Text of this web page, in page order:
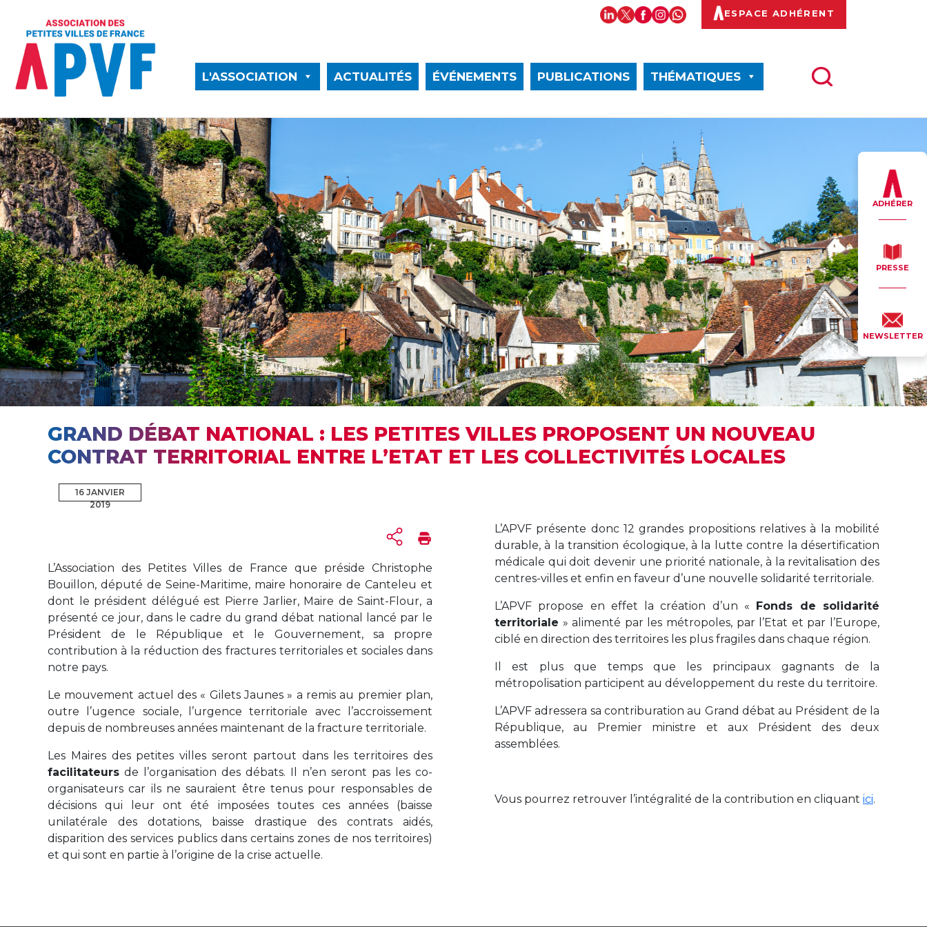
ESPACE ADHÉRENT
L'ASSOCIATION ACTUALITÉS ÉVÉNEMENTS PUBLICATIONS THÉMATIQUES
ADHÉRER
PRESSE
NEWSLETTER
GRAND DÉBAT NATIONAL : LES PETITES VILLES PROPOSENT UN NOUVEAU
CONTRAT TERRITORIAL ENTRE L’ETAT ET LES COLLECTIVITÉS LOCALES
16 JANVIER
2019
L’Association des Petites Villes de France que préside Christophe
Bouillon, député de Seine-Maritime, maire honoraire de Canteleu et
dont le président délégué est Pierre Jarlier, Maire de Saint-Flour, a
présenté ce jour, dans le cadre du grand débat national lancé par le
Président de le République et le Gouvernement, sa propre
contribution à la réduction des fractures territoriales et sociales dans
notre pays.
Le mouvement actuel des « Gilets Jaunes » a remis au premier plan,
outre l’ugence sociale, l’urgence territoriale avec l’accroissement
depuis de nombreuses années maintenant de la fracture territoriale.
Les Maires des petites villes seront partout dans les territoires des
facilitateurs de l’organisation des débats. Il n’en seront pas les co-
organisateurs car ils ne sauraient être tenus pour responsables de
décisions qui leur ont été imposées toutes ces années (baisse
unilatérale des dotations, baisse drastique des contrats aidés,
disparition des services publics dans certains zones de nos territoires)
et qui sont en partie à l’origine de la crise actuelle.
L’APVF présente donc 12 grandes propositions relatives à la mobilité
durable, à la transition écologique, à la lutte contre la désertification
médicale qui doit devenir une priorité nationale, à la revitalisation des
centres-villes et enfin en faveur d’une nouvelle solidarité territoriale.
L’APVF propose en effet la création d’un « Fonds de solidarité
territoriale » alimenté par les métropoles, par l’Etat et par l’Europe,
ciblé en direction des territoires les plus fragiles dans chaque région.
Il est plus que temps que les principaux gagnants de la
métropolisation participent au développement du reste du territoire.
L’APVF adressera sa contriburation au Grand débat au Président de la
République, au Premier ministre et aux Président des deux
assemblées.
Vous pourrez retrouver l’intégralité de la contribution en cliquant ici.